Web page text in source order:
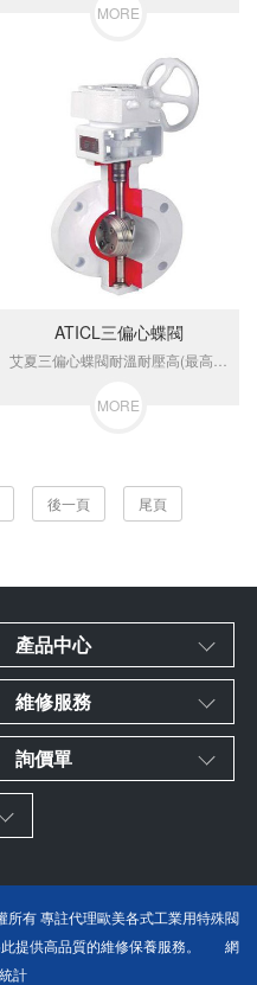
MORE
ATICL三偏心蝶閥
MORE
後一頁 尾頁
產品中心
維修服務
詢價單
有 專註代理歐美各式工業用特殊閥
此提供高品質的維修保養服務。 網
計